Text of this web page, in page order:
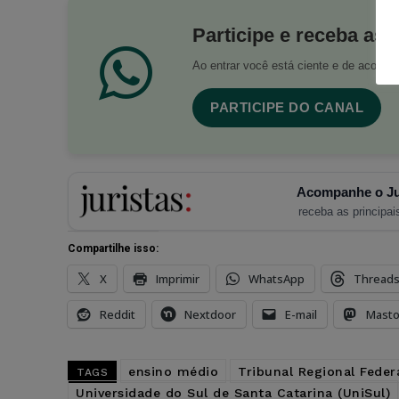
Participe e receba as
Ao entrar você está ciente e de acordo
PARTICIPE DO CANAL
Acompanhe o
receba as
Compartilhe isso:
X Imprimir WhatsApp Threads
Reddit Nextdoor E-mail
TAGS ensino médio
Tribunal Regional
Universidade do Sul de Santa Catarina (UniSul)